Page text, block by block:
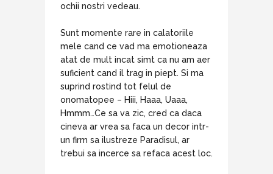
ochii nostri vedeau.
Sunt momente rare in calatoriile
mele cand ce vad ma emotioneaza
atat de mult incat simt ca nu am aer
suficient cand il trag in piept. Si ma
suprind rostind tot felul de
onomatopee – Hiii, Haaa, Uaaa,
Hmmm…Ce sa va zic, cred ca daca
cineva ar vrea sa faca un decor intr-
un firm sa ilustreze Paradisul, ar
trebui sa incerce sa refaca acest loc.